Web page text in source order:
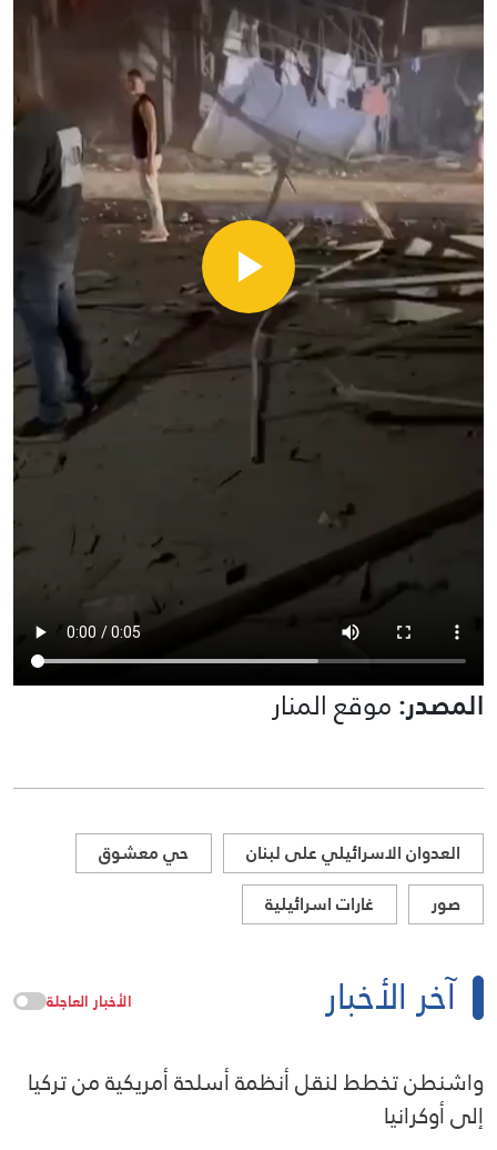
المصدر:موقع المنار
العدوان الاسرائيلي على لبنان
حي معشوق
صور
غارات اسرائيلية
آخر الأخبار الأخبار العاجلة
واشنطن تخطط لنقل أنظمة أسلحة أمريكية من تركيا
إلى أوكرانيا